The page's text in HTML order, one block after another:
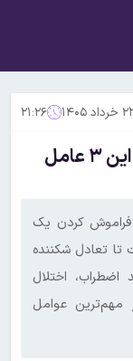
۱۴۰۵ ۲۱:۲۶
هشدار جدی درباره تشنج کودکان؛ این ۳ عامل
فراموش کردن یک
تعادل شکننده
اختلال
عوامل